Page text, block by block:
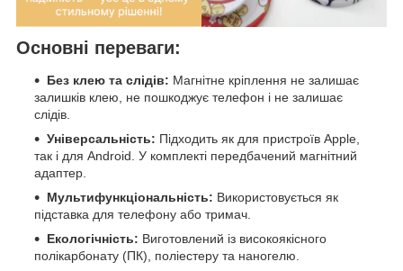
Основні переваги:
Без клею та слідів: Магнітне кріплення не залишає
залишків клею, не пошкоджує телефон і не залишає
слідів.
Універсальність: Підходить як для пристроїв Apple,
так і для Android. У комплекті передбачений магнітний
адаптер.
Мультифункціональність: Використовується як
підставка для телефону або тримач.
Екологічність: Виготовлений із високоякісного
полікарбонату (ПК), поліестеру та наногелю.